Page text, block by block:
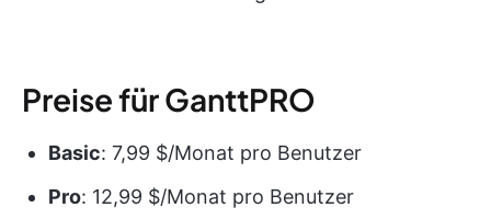
Preise für GanttPRO
Basic: 7,99 $/Monat pro Benutzer
Pro: 12,99 $/Monat pro Benutzer